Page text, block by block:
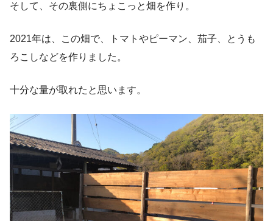
そして、その裏側にちょこっと畑を作り。
2021年は、この畑で、トマトやピーマン、茄子、とうも
ろこしなどを作りました。
十分な量が取れたと思います。